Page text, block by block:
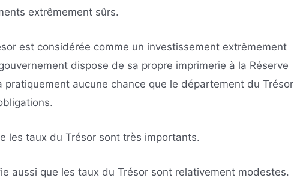
extrêmement sûrs.
est considérée comme un investissement extrêmement
dispose de sa propre imprimerie à la Réserve
pratiquement aucune chance que le département du Trésor
les taux du Trésor sont très importants.
aussi que les taux du Trésor sont relativement modestes.